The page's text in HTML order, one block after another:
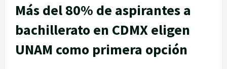
Más del 80% de aspirantes a
bachillerato en CDMX eligen
UNAM como primera opción